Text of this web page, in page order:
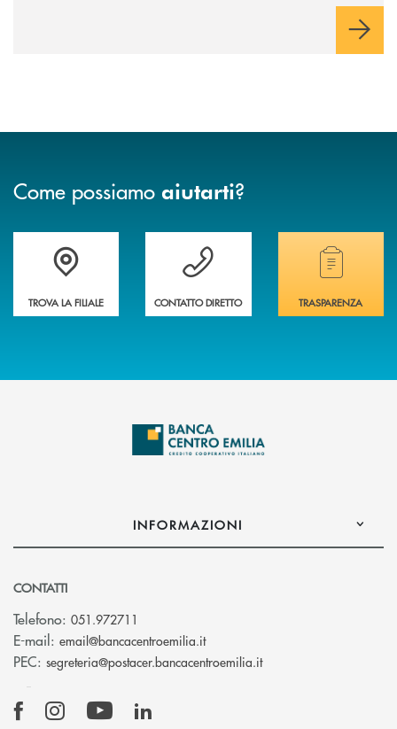
Come possiamo aiutarti?
Accedi all' elenco completo delle filiali
TROVA LA FILIALE
Vuoi avere maggiori informazioni sulla
CONTATTO DIRETTO
Hai bisogno di
TRASPARENZA
INFORMAZIONI
CONTATTI
Telefono: 051.972711
E-mail: email@bancacentroemilia.it(si apre l’app di posta
PEC: segreteria@postacer.bancacentroemilia.it(si apre l’app di